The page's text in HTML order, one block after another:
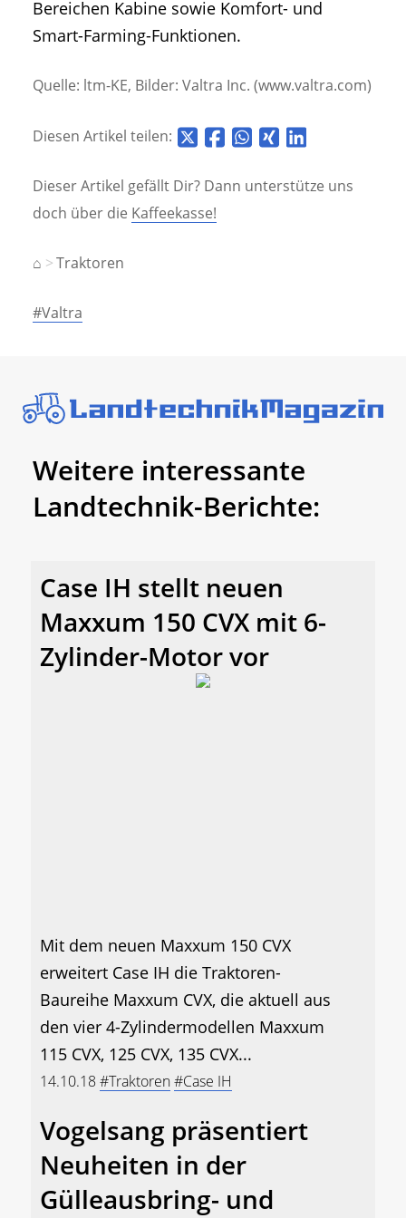
Bereichen Kabine sowie Komfort- und
Smart-Farming-Funktionen.
Quelle: ltm-KE, Bilder: Valtra Inc. (www.valtra.com)
Diesen Artikel teilen:
Dieser Artikel gefällt Dir? Dann unterstütze uns
doch über die Kaffeekasse!
⌂ Traktoren
#Valtra
Weitere interessante
Landtechnik-Berichte:
Case IH stellt neuen
Maxxum 150 CVX mit 6-
Zylinder-Motor vor
Mit dem neuen Maxxum 150 CVX
erweitert Case IH die Traktoren-
Baureihe Maxxum CVX, die aktuell aus
den vier 4-Zylindermodellen Maxxum
115 CVX, 125 CVX, 135 CVX...
14.10.18#Traktoren#Case IH
Vogelsang präsentiert
Neuheiten in der
Gülleausbring- und